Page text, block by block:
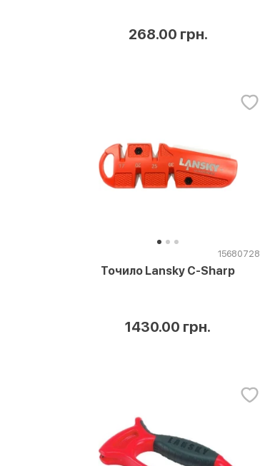
268.00 грн.
15680728
Точило Lansky C-Sharp
1430.00 грн.